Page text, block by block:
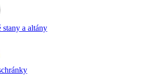
stany a altány